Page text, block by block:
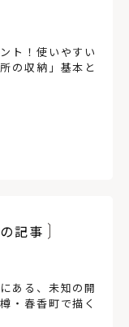
ト！使いやすい
の収納」基本と
記事
ある、未知の開
・春香町で描く